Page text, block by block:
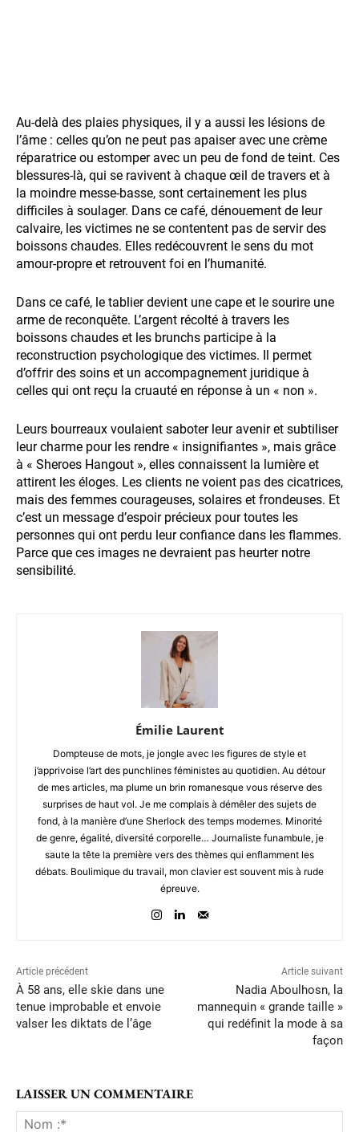
Au-delà des plaies physiques, il y a aussi les lésions de
l’âme : celles qu’on ne peut pas apaiser avec une crème
réparatrice ou estomper avec un peu de fond de teint. Ces
blessures-là, qui se ravivent à chaque œil de travers et à
la moindre messe-basse, sont certainement les plus
difficiles à soulager. Dans ce café, dénouement de leur
calvaire, les victimes ne se contentent pas de servir des
boissons chaudes. Elles redécouvrent le sens du mot
amour-propre et retrouvent foi en l’humanité.
Dans ce café, le tablier devient une cape et le sourire une
arme de reconquête. L’argent récolté à travers les
boissons chaudes et les brunchs participe à la
reconstruction psychologique des victimes. Il permet
d’offrir des soins et un accompagnement juridique à
celles qui ont reçu la cruauté en réponse à un « non ».
Leurs bourreaux voulaient saboter leur avenir et subtiliser
leur charme pour les rendre « insignifiantes », mais grâce
à « Sheroes Hangout », elles connaissent la lumière et
attirent les éloges. Les clients ne voient pas des cicatrices,
mais des femmes courageuses, solaires et frondeuses. Et
c’est un message d’espoir précieux pour toutes les
personnes qui ont perdu leur confiance dans les flammes.
Parce que ces images ne devraient pas heurter notre
sensibilité.
Émilie Laurent
Dompteuse de mots, je jongle avec les figures de style et
j’apprivoise l’art des punchlines féministes au quotidien. Au détour
de mes articles, ma plume un brin romanesque vous réserve des
surprises de haut vol. Je me complais à démêler des sujets de
fond, à la manière d’une Sherlock des temps modernes. Minorité
de genre, égalité, diversité corporelle… Journaliste funambule, je
saute la tête la première vers des thèmes qui enflamment les
débats. Boulimique du travail, mon clavier est souvent mis à rude
épreuve.
Article précédent
À 58 ans, elle skie dans une
tenue improbable et envoie
valser les diktats de l’âge
Article suivant
Nadia Aboulhosn, la
mannequin « grande taille »
qui redéfinit la mode à sa
façon
LAISSER UN COMMENTAIRE